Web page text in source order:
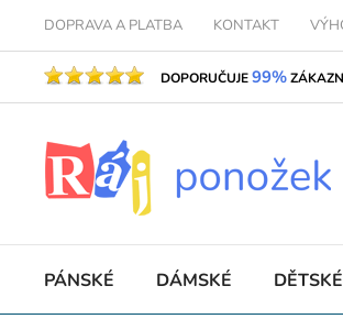
DOPRAVA A PLATBA KONTAKT
DOPORUČUJE99%
PÁNSKÉ DÁMSKÉ DĚTSKÉ